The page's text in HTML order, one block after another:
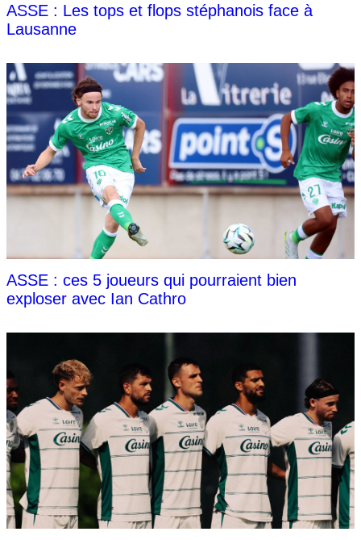
ASSE : Les tops et flops stéphanois face à
Lausanne
ASSE : ces 5 joueurs qui pourraient bien
exploser avec Ian Cathro